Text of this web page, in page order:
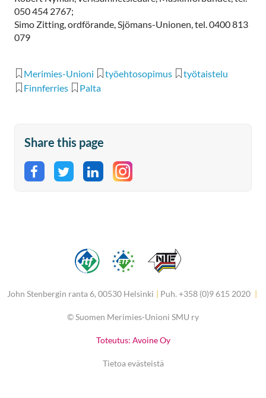
050 454 2767;
Simo Zitting, ordförande, Sjömans-Unionen, tel. 0400 813
079
Merimies-Unioni työehtosopimus
työtaistelu
Finnferries
Palta
Share this page
Share on Facebook
Share on Twitter
Share on LinkedIn
John Stenbergin ranta 6, 00530 Helsinki | Puh. +358 (0)9 615 2020 |
©Suomen Merimies-Unioni SMU ry
Toteutus: Avoine Oy
Tietoa evästeistä